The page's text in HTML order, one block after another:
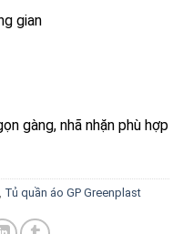
gian
gàng, nhã nhặn phù hợp
Tủ quần áo GP Greenplast